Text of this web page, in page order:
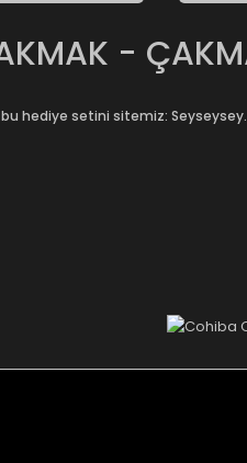
-
bu hediye setini sitemiz: